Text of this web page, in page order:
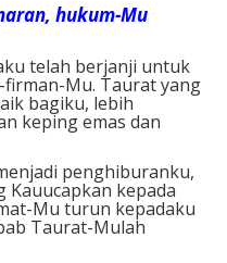
hukum-Mu
telah berjanji untuk
Mu. Taurat yang
bagiku, lebih
keping emas dan
penghiburanku,
Kauucapkan kepada
Mu turun kepadaku
Taurat-Mulah